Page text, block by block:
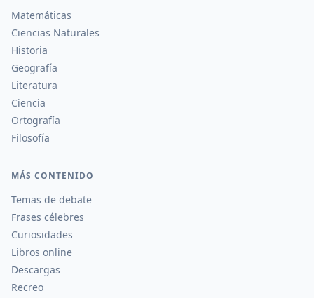
Matemáticas
Ciencias Naturales
Historia
Geografía
Literatura
Ciencia
Ortografía
Filosofía
MÁS CONTENIDO
Temas de debate
Frases célebres
Curiosidades
Libros online
Descargas
Recreo